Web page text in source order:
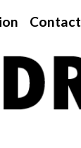
Contact